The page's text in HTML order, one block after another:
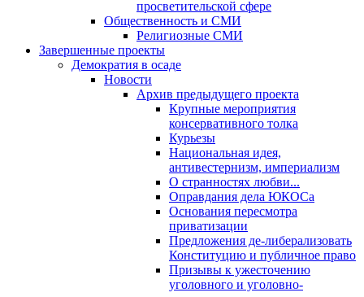
просветительской сфере
Общественность и СМИ
Религиозные СМИ
Завершенные проекты
Демократия в осаде
Новости
Архив предыдущего проекта
Крупные мероприятия
консервативного толка
Курьезы
Национальная идея,
антивестернизм, империализм
О странностях любви...
Оправдания дела ЮКОСа
Основания пересмотра
приватизации
Предложения де-либерализовать
Конституцию и публичное право
Призывы к ужесточению
уголовного и уголовно-